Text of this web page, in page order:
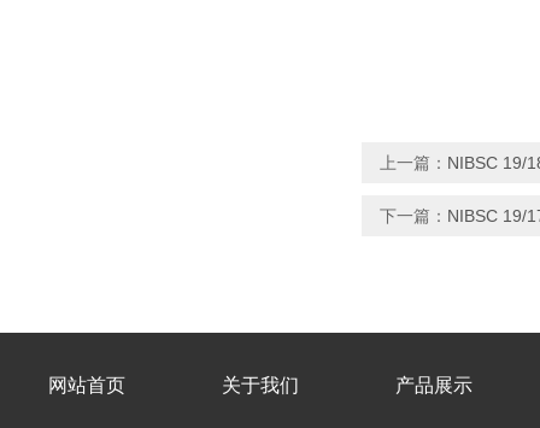
上一篇： NIBSC 19/
下一篇： NIBSC 19/
网站首页 关于我们 产品展示